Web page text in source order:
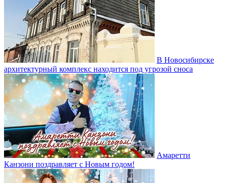
В Новосибирске
архитектурный комплекс находится под угрозой сноса
Амаретти
Канзони поздравляет с Новым годом!